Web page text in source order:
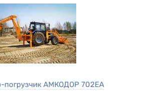
погрузчик АМКОДОР 702ЕА